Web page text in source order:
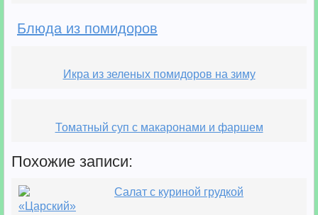
Блюда из помидоров
Икра из зеленых помидоров на зиму
Томатный суп с макаронами и фаршем
Похожие записи:
Салат с куриной грудкой
«Царский»